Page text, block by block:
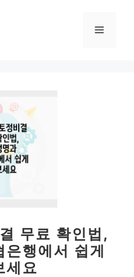
메
무료 확인법,
행에서 쉽게
세요